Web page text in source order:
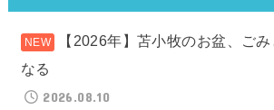
【2026年】苫小牧のお盆、ご
なる
2026.08.10